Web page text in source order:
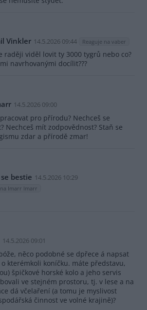
Vinkler 14.5.2026 09:44 Reaguje na vaber
raději viděl lovit ty 3000 tygrů nebo co?
navrhovanými docílit???
14.5.2026 09:00
pro přírodu? Nechceš se
Nechceš mít zodpovědnost? Staň se
zdar a přírodě zmar!
bestie 14.5.2026 10:29
Imarr Imarr
14.5.2026 09:01
něco podobné se dpřece á napsat
kterémkoli koníčku. máte představu,
špičkové horské kolo a jeho servis
ve stejném prostoru, tj. v lese a na
dá včelaření (a tomu je myslivost
činnost ve volné krajině)?